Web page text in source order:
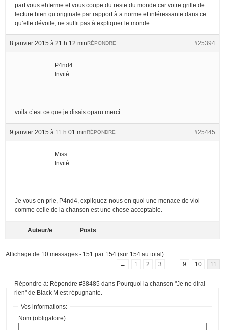
part vous ehferme et vous coupe du reste du monde car votre grille de
lecture bien qu’originale par rapport à a norme et intéressante dans ce
qu’elle dévoile, ne suffit pas à expliquer le monde…
8 janvier 2015 à 21 h 12 min #25394
RÉPONDRE
P4nd4
Invité
voila c’est ce que je disais oparu merci
9 janvier 2015 à 11 h 01 min #25445
RÉPONDRE
Miss
Invité
Je vous en prie, P4nd4, expliquez-nous en quoi une menace de viol
comme celle de la chanson est une chose acceptable.
Auteur/e Posts
Affichage de 10 messages - 151 par 154 (sur 154 au total)
←
1 2 3 9 10 11
Répondre à: Répondre #38485 dans Pourquoi la chanson "Je ne dirai
rien" de Black M est répugnante.
Vos informations:
Nom (obligatoire):